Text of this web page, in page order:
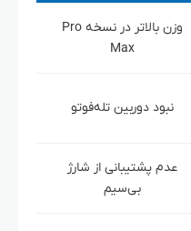
وزن بالاتر در نسخه Pro
Max
نبود دوربین تله‌فوتو
عدم پشتیبانی از شارژ
بی‌سیم